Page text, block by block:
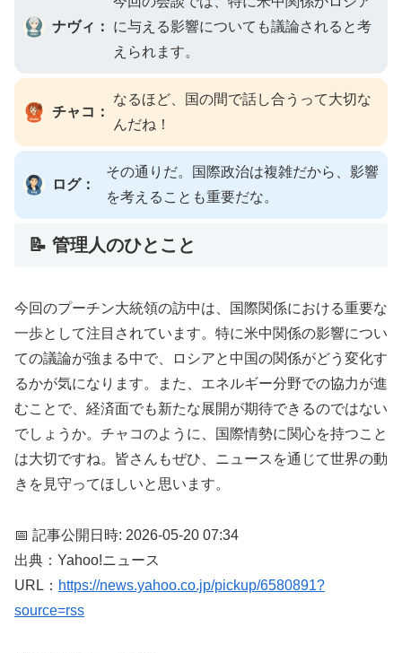
ナヴィ：
に与える影響についても議論されると考
えられます。
チャコ：
なるほど、国の間で話し合うって大切な
んだね！
ログ：
その通りだ。国際政治は複雑だから、影響
を考えることも重要だな。
📝 管理人のひとこと
今回のプーチン大統領の訪中は、国際関係における重要な
一歩として注目されています。特に米中関係の影響につい
ての議論が強まる中で、ロシアと中国の関係がどう変化す
るかが気になります。また、エネルギー分野での協力が進
むことで、経済面でも新たな展開が期待できるのではない
でしょうか。チャコのように、国際情勢に関心を持つこと
は大切ですね。皆さんもぜひ、ニュースを通じて世界の動
きを見守ってほしいと思います。
📅 記事公開日時: 2026-05-20 07:34
出典：Yahoo!ニュース
URL： https://news.yahoo.co.jp/pickup/6580891?
source=rss